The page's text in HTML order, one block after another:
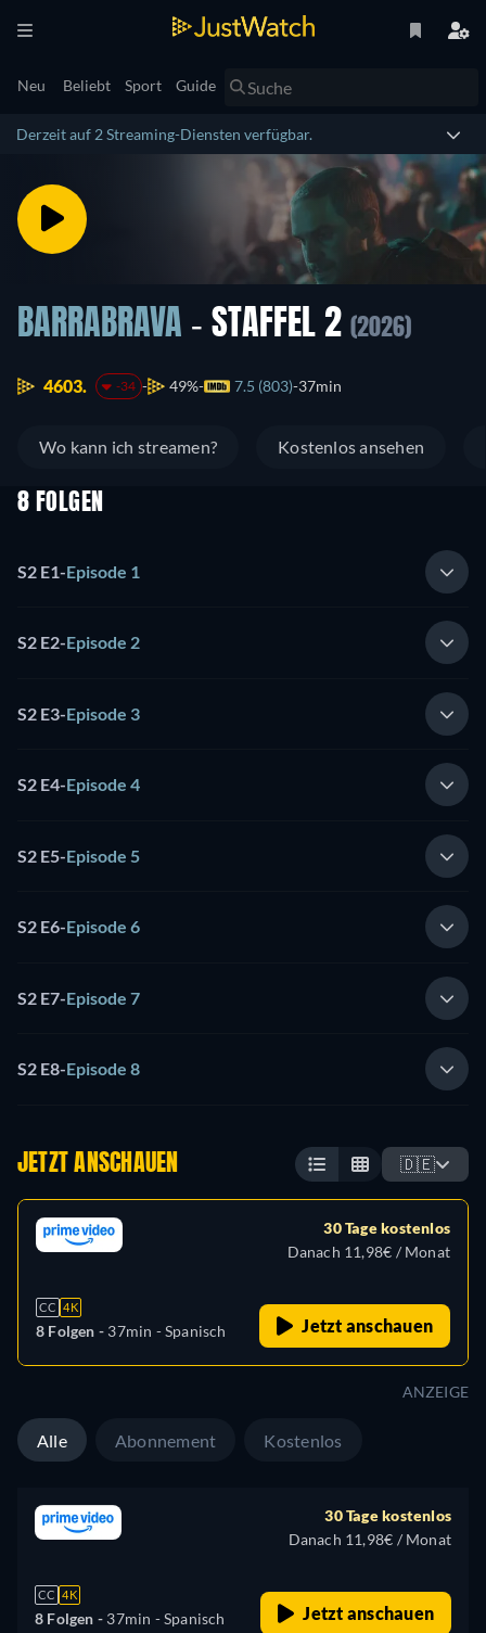
Neu Beliebt Sport Guide
Derzeit auf 2 Streaming-Diensten verfügbar.
BARRABRAVA - STAFFEL 2 (2026)
4603. -34 49% 7.5 (803) 37min
Wo kann ich streamen? Kostenlos ansehen
8 FOLGEN
S2 E1-Episode 1
S2 E2-Episode 2
S2 E3-Episode 3
S2 E4-Episode 4
S2 E5-Episode 5
S2 E6-Episode 6
S2 E7-Episode 7
S2 E8-Episode 8
JETZT ANSCHAUEN 🇩🇪
CC 4K
8 Folgen - 37min - Spanisch
30 Tage kostenlos
Danach 11,98€ / Monat
Jetzt anschauen
ANZEIGE
Alle Abonnement Kostenlos
CC 4K
8 Folgen - 37min - Spanisch
30 Tage kostenlos
Danach 11,98€ / Monat
Jetzt anschauen